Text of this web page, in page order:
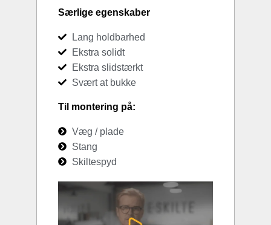
Særlige egenskaber
Lang holdbarhed
Ekstra solidt
Ekstra slidstærkt
Svært at bukke
Til montering på:
Væg / plade
Stang
Skiltespyd